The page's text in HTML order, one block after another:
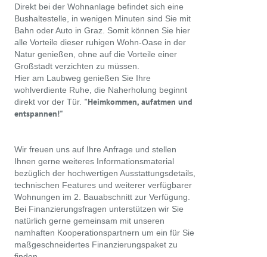
Direkt bei der Wohnanlage befindet sich eine
Bushaltestelle, in wenigen Minuten sind Sie mit
Bahn oder Auto in Graz. Somit können Sie hier
alle Vorteile dieser ruhigen Wohn-Oase in der
Natur genießen, ohne auf die Vorteile einer
Großstadt verzichten zu müssen.
Hier am Laubweg genießen Sie Ihre
wohlverdiente Ruhe, die Naherholung beginnt
direkt vor der Tür. "Heimkommen, aufatmen und
entspannen!"
Wir freuen uns auf Ihre Anfrage und stellen
Ihnen gerne weiteres Informationsmaterial
bezüglich der hochwertigen Ausstattungsdetails,
technischen Features und weiterer verfügbarer
Wohnungen im 2. Bauabschnitt zur Verfügung.
Bei Finanzierungsfragen unterstützen wir Sie
natürlich gerne gemeinsam mit unseren
namhaften Kooperationspartnern um ein für Sie
maßgeschneidertes Finanzierungspaket zu